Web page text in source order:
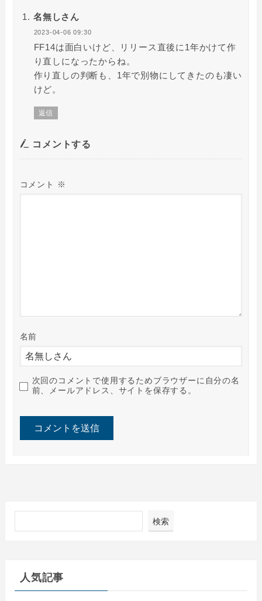
名無しさん
2023-04-06 09:30
FF14は面白いけど、リリース直後に1年かけて作
り直しになったからね。
作り直しの判断も、1年で別物にしてきたのも凄い
けど。
返信
コメントする
コメント ※
名前
次回のコメントで使用するためブラウザーに自分の名
前、メールアドレス、サイトを保存する。
検索
人気記事